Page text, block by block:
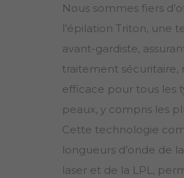
Nous sommes fiers
l’épilation Triton, une
avant-gardiste,
traitement sécuritaire,
efficace pour tous les
peaux, y compris les
Cette technologie
longueurs d’onde de
laser et de la LPL,